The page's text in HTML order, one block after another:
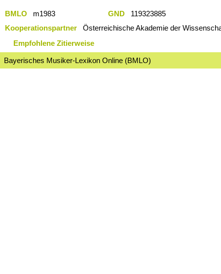
BMLO m1983 GND
119323885
Kooperationspartner
Österreichische Akademie der
Empfohlene Zitierweise
Bayerisches Musiker-Lexikon Online (BMLO)